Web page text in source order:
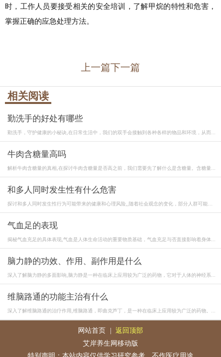
时，工作人员要接受相关的安全培训，了解甲烷的特性和危害，
掌握正确的应急处理方法。
上一篇下一篇
相关阅读
勤洗手的好处有哪些
勤洗手，守护健康的小秘诀,在日常生活中，我们的双手会接触到各种各样的物品和环境，从而...
牛肉含糖量高吗
解析牛肉含糖量的真相,在探讨牛肉含糖量是否高之前，我们需要先了解什么是含糖量。含糖量...
和多人同时发生性有什么危害
探讨和多人同时发生性行为可能带来的健康和心理风险,,随着社会观念的变化，部分人群可能
气血足的表现
揭秘气血充足的具体表现,气血是人体生命活动的重要物质基础，气血充足与否直接影响着身体...
脑力静的功效、作用、副作用是什么
深入了解脑力静的多面影响,脑力静是一种在临床上应用较为广泛的药物，它对于人体的神经系...
维脑路通的功能主治有什么
深入了解维脑路通的治疗作用,维脑路通，即曲克芦丁，是一种在临床上应用较为广泛的药物。...
网站首页
返回顶部
艾岸养生网移动版